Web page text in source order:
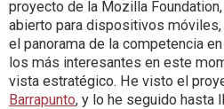
proyecto de la Mozilla
abierto para dispositivos móviles,
el panorama de la competencia
los más interesantes en este
vista estratégico. He visto el
Barrapunto, y lo he seguido hasta